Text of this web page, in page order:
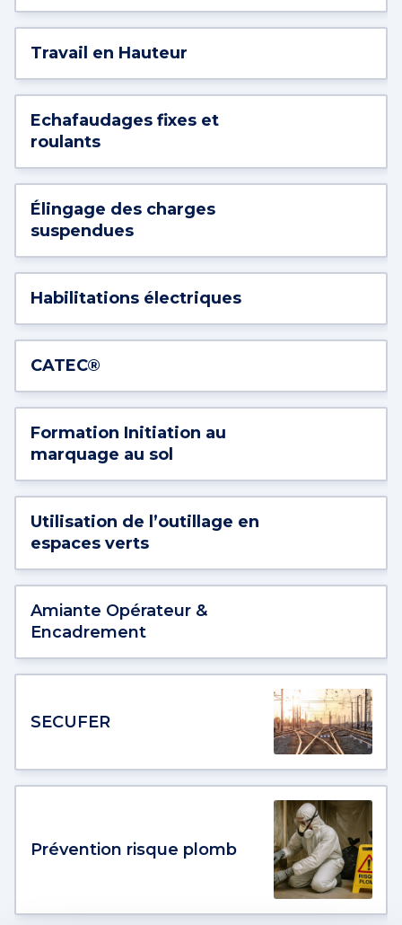
Travail en Hauteur
Echafaudages fixes et
roulants
Élingage des charges
suspendues
Habilitations électriques
CATEC®
Formation Initiation au
marquage au sol
Utilisation de l’outillage en
espaces verts
Amiante Opérateur &
Encadrement
SECUFER
Prévention risque plomb